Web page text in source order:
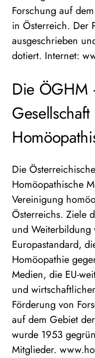
Forschung auf
in Österreich. Der
ausgeschrieben
dotiert. Internet:
Die ÖGHM
Die
Homöopathische
Vereinigung
Österreichs. Ziele
und
Europastandard,
Homöopathie
Medien, die EU-
und
Förderung von
auf dem Gebiet
wurde 1953
Mitglieder.